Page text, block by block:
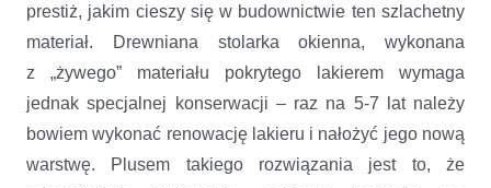
prestiż, jakim cieszy się w budownictwie ten szlachetny
materiał. Drewniana stolarka okienna, wykonana
z „żywego” materiału pokrytego lakierem wymaga
jednak specjalnej konserwacji – raz na 5-7 lat należy
bowiem wykonać renowację lakieru i nałożyć jego nową
warstwę. Plusem takiego rozwiązania jest to, że